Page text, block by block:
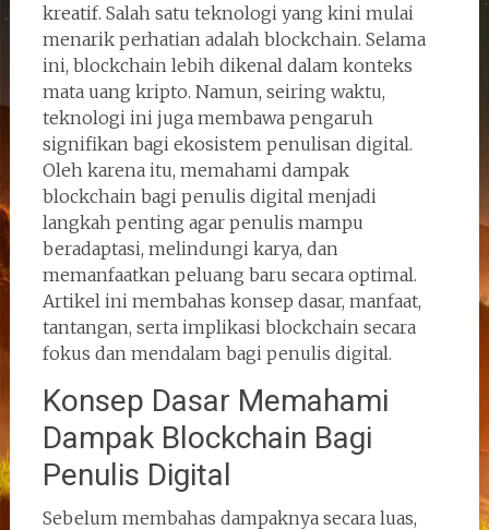
kreatif. Salah satu teknologi yang kini mulai
menarik perhatian adalah blockchain. Selama
ini, blockchain lebih dikenal dalam konteks
mata uang kripto. Namun, seiring waktu,
teknologi ini juga membawa pengaruh
signifikan bagi ekosistem penulisan digital.
Oleh karena itu, memahami dampak
blockchain bagi penulis digital menjadi
langkah penting agar penulis mampu
beradaptasi, melindungi karya, dan
memanfaatkan peluang baru secara optimal.
Artikel ini membahas konsep dasar, manfaat,
tantangan, serta implikasi blockchain secara
fokus dan mendalam bagi penulis digital.
Konsep Dasar Memahami
Dampak Blockchain Bagi
Penulis Digital
Sebelum membahas dampaknya secara luas,